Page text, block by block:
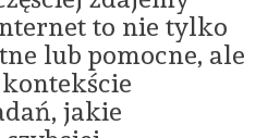
to nie tylko
lub pomocne, ale
jakie